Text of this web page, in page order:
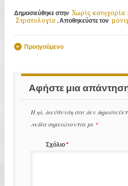
Δημοσιεύθηκε στην Χωρίς κατηγορία
Στρατολογία . Αποθηκεύστε τον
Πλοήγηση
Προηγούμενο
Αφήστε μια
Η ηλ. διεύθυνση σας δεν
πεδία σημειώνονται με *
Σχόλιο*